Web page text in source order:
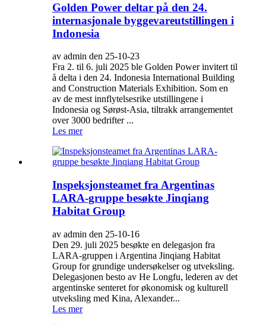
Golden Power deltar på den 24.
internasjonale byggevareutstillingen i
Indonesia
av admin den 25-10-23
Fra 2. til 6. juli 2025 ble Golden Power invitert til
å delta i den 24. Indonesia International Building
and Construction Materials Exhibition. Som en
av de mest innflytelsesrike utstillingene i
Indonesia og Sørøst-Asia, tiltrakk arrangementet
over 3000 bedrifter ...
Les mer
Inspeksjonsteamet fra Argentinas
LARA-gruppe besøkte Jinqiang
Habitat Group
av admin den 25-10-16
Den 29. juli 2025 besøkte en delegasjon fra
LARA-gruppen i Argentina Jinqiang Habitat
Group for grundige undersøkelser og utveksling.
Delegasjonen besto av He Longfu, lederen av det
argentinske senteret for økonomisk og kulturell
utveksling med Kina, Alexander...
Les mer